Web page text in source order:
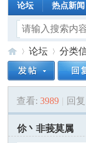
论坛 热点新闻
美»
论坛
›
分类
查看: 3989 | 回
伱丶非莪莫属